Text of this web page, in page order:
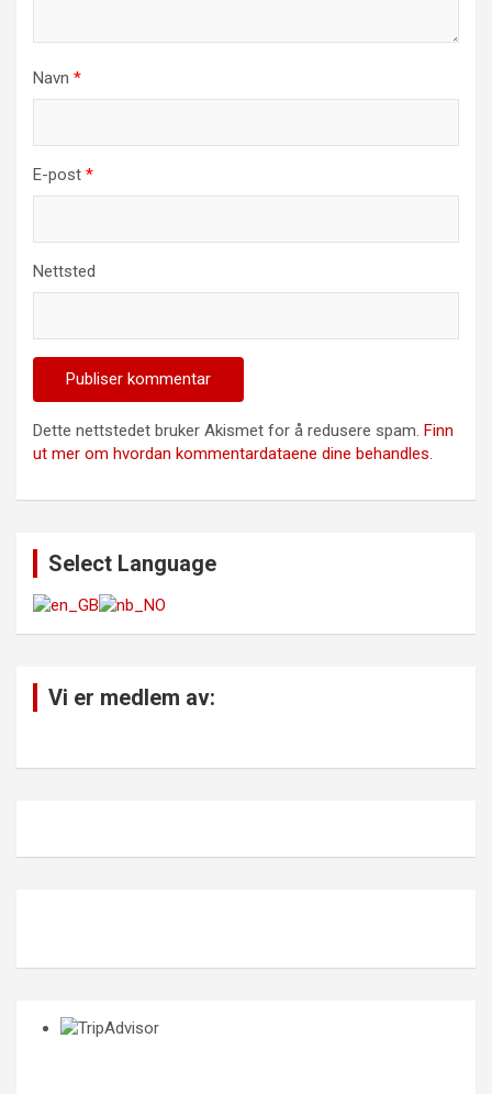
Navn *
E-post *
Nettsted
Dette nettstedet bruker Akismet for å redusere spam. Finn
ut mer om hvordan kommentardataene dine behandles.
Select Language
Vi er medlem av: